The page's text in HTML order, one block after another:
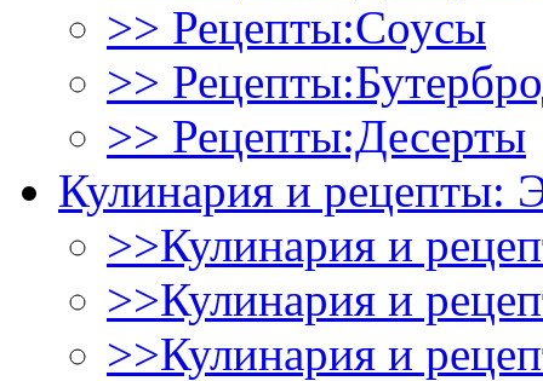
>> Рецепты:Соусы
>>
>> Рецепты:Десерты
Кулинария и рецепты:
>>Кулинария и
>>Кулинария и
>>Кулинария и